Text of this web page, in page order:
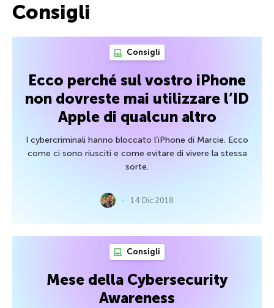
Consigli
Consigli
Ecco perché sul vostro iPhone
non dovreste mai utilizzare l’ID
Apple di qualcun altro
I cybercriminali hanno bloccato l’iPhone di Marcie. Ecco
come ci sono riusciti e come evitare di vivere la stessa
sorte.
14 Dic 2018
Consigli
Mese della Cybersecurity
Awareness